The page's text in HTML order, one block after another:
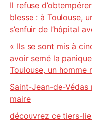
Il refuse
blesse : à Toulouse,
s’enfuir de l’hôpital
« Ils se sont mis à
avoir semé la
Toulouse, un homme
Saint-Jean-de-Védas
maire
découvrez ce tiers-